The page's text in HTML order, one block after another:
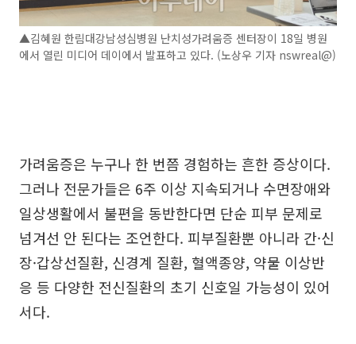
▲김혜원 한림대강남성심병원 난치성가려움증 센터장이 18일 병원
에서 열린 미디어 데이에서 발표하고 있다. (노상우 기자 nswreal@)
가려움증은 누구나 한 번쯤 경험하는 흔한 증상이다.
그러나 전문가들은 6주 이상 지속되거나 수면장애와
일상생활에서 불편을 동반한다면 단순 피부 문제로
넘겨선 안 된다는 조언한다. 피부질환뿐 아니라 간·신
장·갑상선질환, 신경계 질환, 혈액종양, 약물 이상반
응 등 다양한 전신질환의 초기 신호일 가능성이 있어
서다.